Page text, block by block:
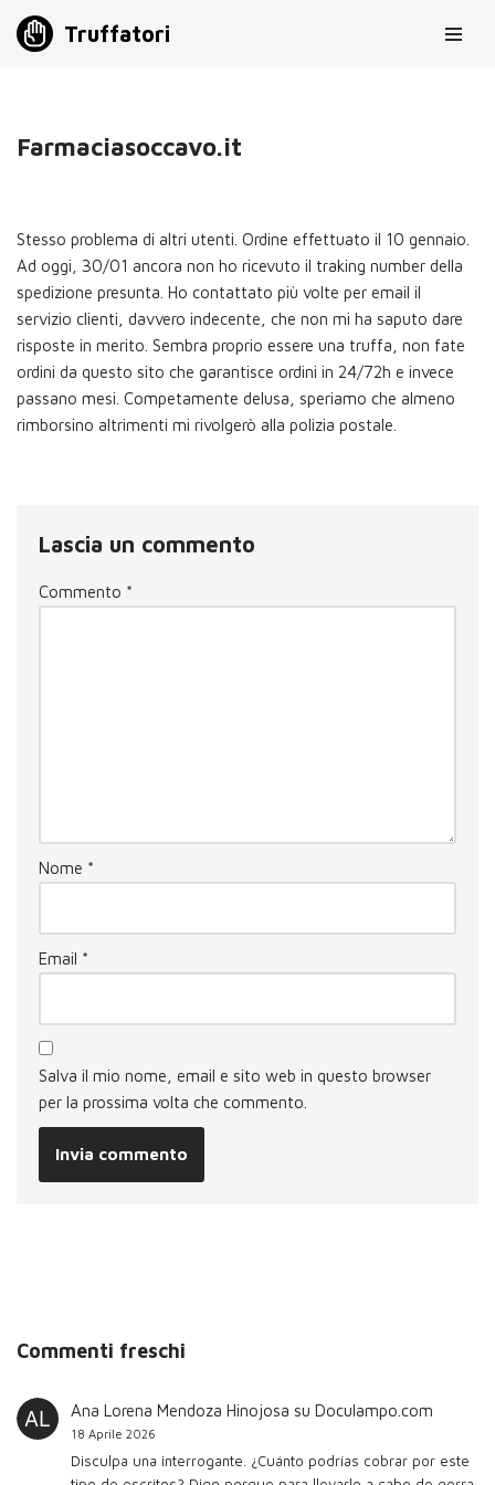
Truffatori
Farmaciasoccavo.it
Stesso problema di altri utenti. Ordine effettuato il 10 gennaio.
Ad oggi, 30/01 ancora non ho ricevuto il traking number della
spedizione presunta. Ho contattato più volte per email il
servizio clienti, davvero indecente, che non mi ha saputo dare
risposte in merito. Sembra proprio essere una truffa, non fate
ordini da questo sito che garantisce ordini in 24/72h e invece
passano mesi. Competamente delusa, speriamo che almeno
rimborsino altrimenti mi rivolgerò alla polizia postale.
Lascia un commento
Commento *
Nome *
Email *
Salva il mio nome, email e sito web in questo browser
per la prossima volta che commento.
Commenti freschi
Ana Lorena Mendoza Hinojosa su Doculampo.com
18 Aprile 2026
Disculpa una interrogante. ¿Cuánto podrías cobrar por este